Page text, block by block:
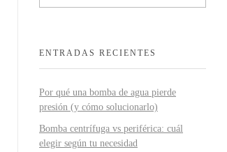
ENTRADAS RECIENTES
Por qué una bomba de agua pierde
presión (y cómo solucionarlo)
Bomba centrífuga vs periférica: cuál
elegir según tu necesidad